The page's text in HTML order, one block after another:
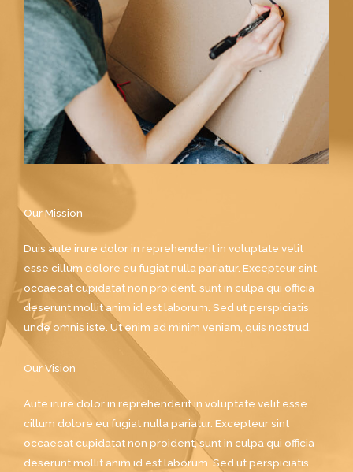
Our Mission
Duis aute irure dolor in reprehenderit in voluptate velit
esse cillum dolore eu fugiat nulla pariatur. Excepteur sint
occaecat cupidatat non proident, sunt in culpa qui officia
deserunt mollit anim id est laborum. Sed ut perspiciatis
unde omnis iste. Ut enim ad minim veniam, quis nostrud.
Our Vision
Aute irure dolor in reprehenderit in voluptate velit esse
cillum dolore eu fugiat nulla pariatur. Excepteur sint
occaecat cupidatat non proident, sunt in culpa qui officia
deserunt mollit anim id est laborum. Sed ut perspiciatis